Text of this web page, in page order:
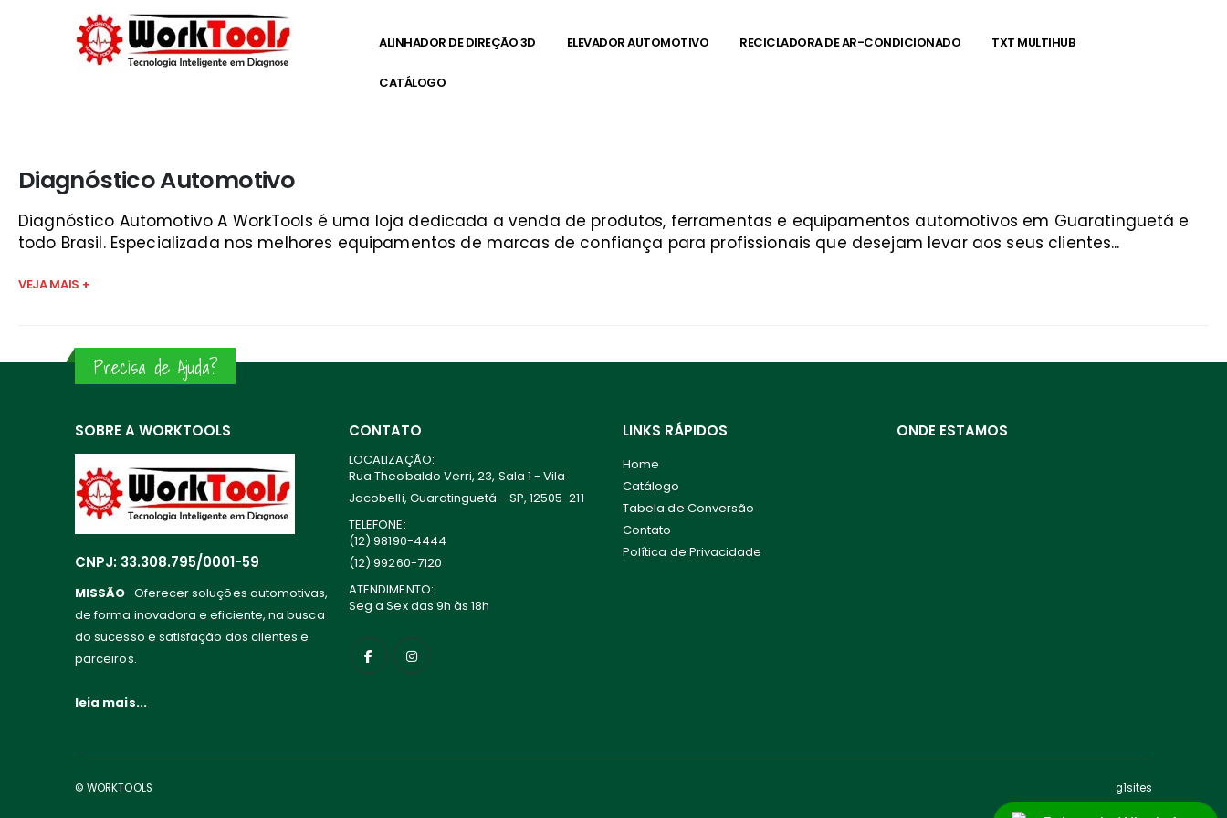
ALINHADOR DE DIREÇÃO 3D ELEVADOR AUTOMOTIVO RECICLADORA DE AR-CONDICIONADO TXT MULTIHUB
CATÁLOGO
Diagnóstico Automotivo
Diagnóstico Automotivo A WorkTools é uma loja dedicada a venda de produtos, ferramentas e equipamentos automotivos em Guaratinguetá e
todo Brasil. Especializada nos melhores equipamentos de marcas de confiança para profissionais que desejam levar aos seus clientes...
VEJA MAIS +
Precisa de Ajuda?
SOBRE A WORKTOOLS
CNPJ: 33.308.795/0001-59
MISSÃO Oferecer soluções automotivas,
de forma inovadora e eficiente, na busca
do sucesso e satisfação dos clientes e
parceiros.
leia mais...
CONTATO
LOCALIZAÇÃO:
Rua Theobaldo Verri, 23, Sala 1 - Vila
Jacobelli, Guaratinguetá - SP, 12505-211
TELEFONE:
(12) 98190-4444
(12) 99260-7120
ATENDIMENTO:
Seg a Sex das 9h às 18h
LINKS RÁPIDOS
Home
Catálogo
Tabela de Conversão
Contato
Política de Privacidade
ONDE ESTAMOS
© WORKTOOLS g1sites